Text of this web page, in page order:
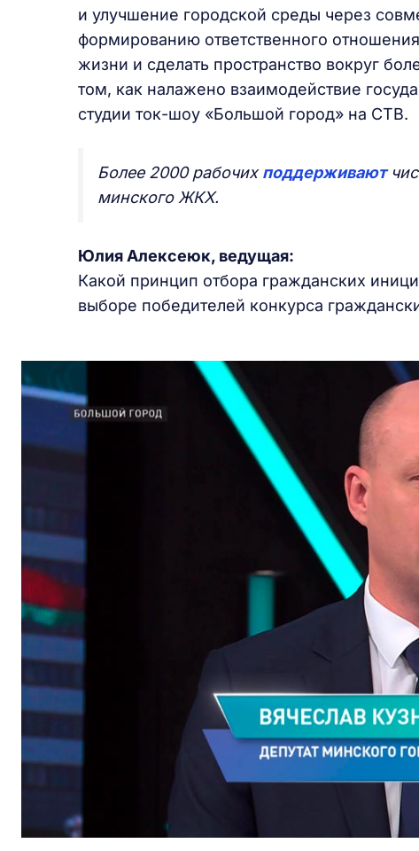
и улучшение городской среды через
формированию ответственного
жизни и сделать пространство вокруг
том, как налажено взаимодействие
студии ток-шоу «Большой город» на СТВ.
Более 2000 рабочихподдерживают
минского ЖКХ.
Юлия Алексеюк, ведущая:
Какой принцип отбора гражданских
выборе победителей конкурса